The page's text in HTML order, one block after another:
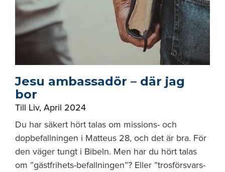
Jesu ambassadör – där jag
bor
Till Liv, April 2024
Du har säkert hört talas om missions- och
dopbefallningen i Matteus 28, och det är bra. För
den väger tungt i Bibeln. Men har du hört talas
om ”gästfrihets-befallningen”? Eller ”trosförsvars-